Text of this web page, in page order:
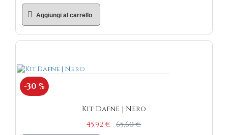
Aggiungi al carrello
-30 %
Kit Dafne | Nero
45,92 €
65,60 €